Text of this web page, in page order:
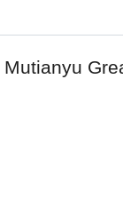
Mutianyu